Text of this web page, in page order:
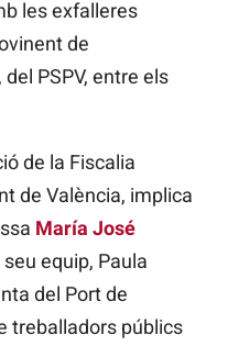
les exfalleres
de
, del PSPV, entre els
de la Fiscalia
de València, implica
María José
seu equip, Paula
del Port de
treballadors públics